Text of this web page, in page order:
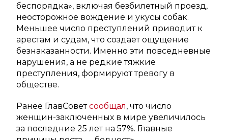
беспорядка», включая безбилетный проезд,
неосторожное вождение и укусы собак.
Меньшее число преступлений приводит к
арестам и судам, что создает ощущение
безнаказанности. Именно эти повседневные
нарушения, а не редкие тяжкие
преступления, формируют тревогу в
обществе.
Ранее ГлавСоветсообщал, что число
женщин-заключенных в мире увеличилось
за последние 25 лет на 57%. Главные